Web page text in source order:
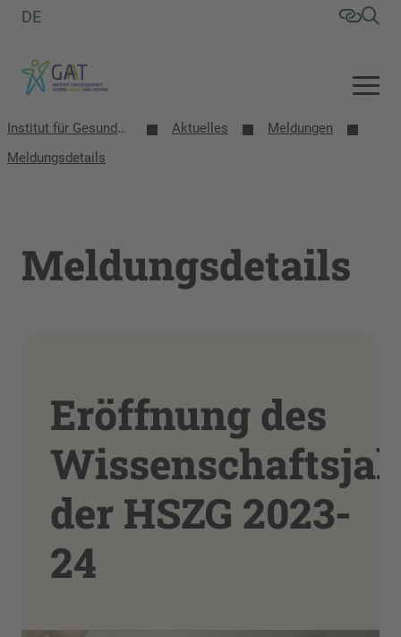
DE
Institut für Gesundheit, Altern, Arbeit und Technik (GAT) Aktuelles
Meldungen
Meldungsdetails
Meldungsdetails
Eröffnung des
der HSZG 2023-
24